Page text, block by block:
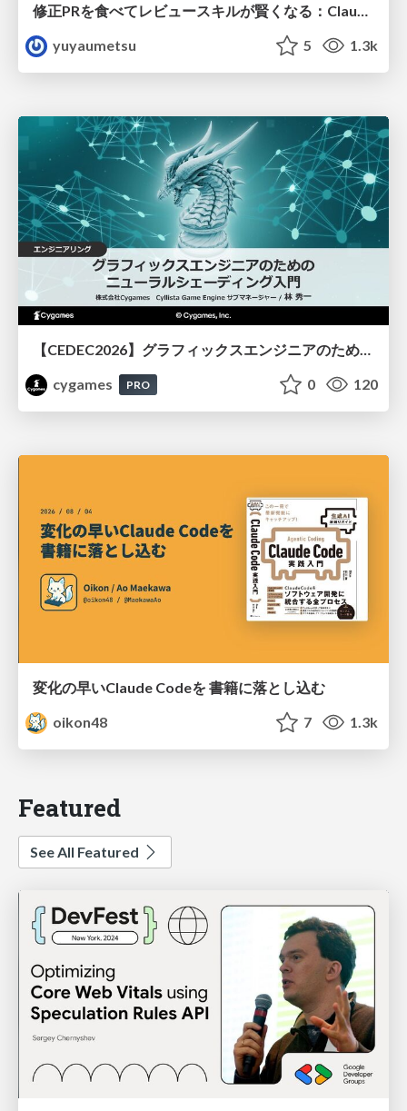
修正PRを食べてレビュースキルが賢くなる：Claude Codeによる自己改善サイクル
yuyaumetsu
5 1.3k
cygames
PRO 0 120
変化の早いClaude Codeを 書籍に落とし込む
oikon48
7 1.3k
Featured
See All Featured